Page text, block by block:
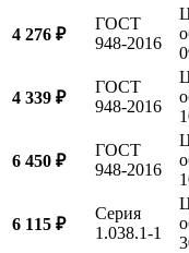
4 276 ₽
ГОСТ
948-2016
4 339 ₽
ГОСТ
948-2016
6 450 ₽
ГОСТ
948-2016
6 115 ₽
Серия
1.038.1-1